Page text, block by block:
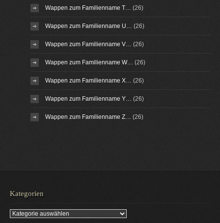
Wappen zum Familienname T… (26)
Wappen zum Familienname U… (26)
Wappen zum Familienname V… (26)
Wappen zum Familienname W… (26)
Wappen zum Familienname X… (26)
Wappen zum Familienname Y… (26)
Wappen zum Familienname Z… (26)
Kategorien
Kategorien